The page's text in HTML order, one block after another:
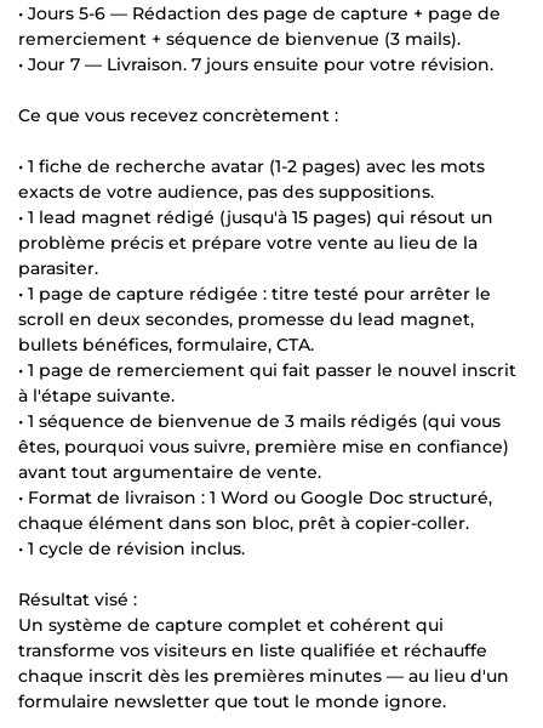
• Jours 5-6 — Rédaction des page de capture + page de
remerciement + séquence de bienvenue (3 mails).
• Jour 7 — Livraison. 7 jours ensuite pour votre révision.
Ce que vous recevez concrètement :
• 1 fiche de recherche avatar (1-2 pages) avec les mots
exacts de votre audience, pas des suppositions.
• 1 lead magnet rédigé (jusqu'à 15 pages) qui résout un
problème précis et prépare votre vente au lieu de la
parasiter.
• 1 page de capture rédigée : titre testé pour arrêter le
scroll en deux secondes, promesse du lead magnet,
bullets bénéfices, formulaire, CTA.
• 1 page de remerciement qui fait passer le nouvel inscrit
à l'étape suivante.
• 1 séquence de bienvenue de 3 mails rédigés (qui vous
êtes, pourquoi vous suivre, première mise en confiance)
avant tout argumentaire de vente.
• Format de livraison : 1 Word ou Google Doc structuré,
chaque élément dans son bloc, prêt à copier-coller.
• 1 cycle de révision inclus.
Résultat visé :
Un système de capture complet et cohérent qui
transforme vos visiteurs en liste qualifiée et réchauffe
chaque inscrit dès les premières minutes — au lieu d'un
formulaire newsletter que tout le monde ignore.